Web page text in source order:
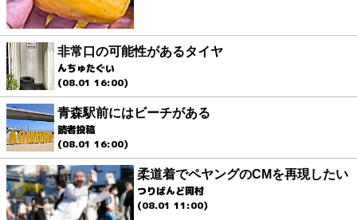
非常口の可能性があるタイヤ
んちゅたぐい
(08.01 16:00)
青森駅前にはビーチがある
読者投稿
(08.01 16:00)
柔道着でペヤングのCMを再現したい
つりばんど岡村
(08.01 11:00)